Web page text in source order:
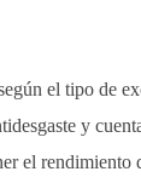
el tipo de
y
el rendimiento